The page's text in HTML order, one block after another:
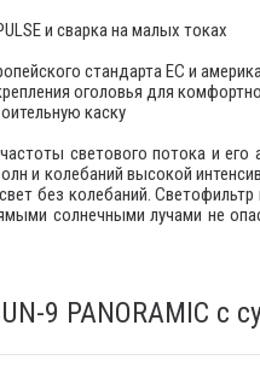
и сварка на малых токах
стандарта ЕС и
оголовья для
каску
светового потока и
и колебаний высокой
без колебаний.
солнечными лучами не
9 PANORAMIC с